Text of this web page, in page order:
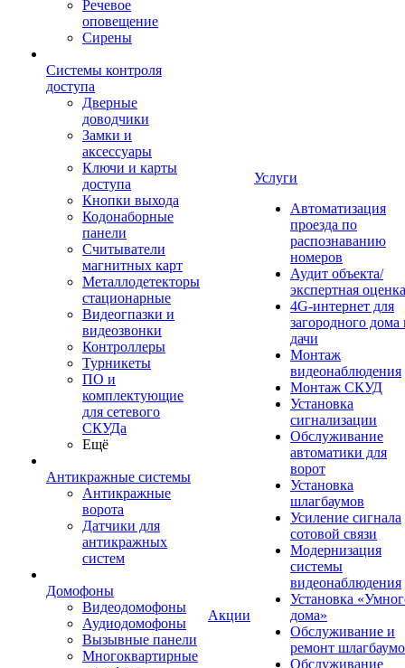
Речевое
оповещение
Сирены
Системы контроля
доступа
Дверные
доводчики
Замки и
аксессуары
Ключи и карты
доступа
Кнопки выхода
Кодонаборные
панели
Считыватели
магнитных карт
Металлодетекторы
стационарные
Видеогпазки и
видеозвонки
Контроллеры
Турникеты
ПО и
комплектующие
для сетевого
СКУДа
Ещё
Антикражные системы
Антикражные
ворота
Датчики для
антикражных
систем
Домофоны
Видеодомофоны
Аудиодомофоны
Вызывные панели
Многоквартирные
Акции
Услуги
Автоматизация
проезда по
распознаванию
номеров
Аудит объекта/
экспертная оценка
4G-интернет для
загородного дома
дачи
Монтаж
видеонаблюдения
Монтаж СКУД
Установка
сигнализации
Обслуживание
автоматики для
ворот
Установка
шлагбаумов
Усиление сигнала
сотовой связи
Модернизация
системы
видеонаблюдения
Установка
дома»
Обслуживание и
ремонт
Обслуживание